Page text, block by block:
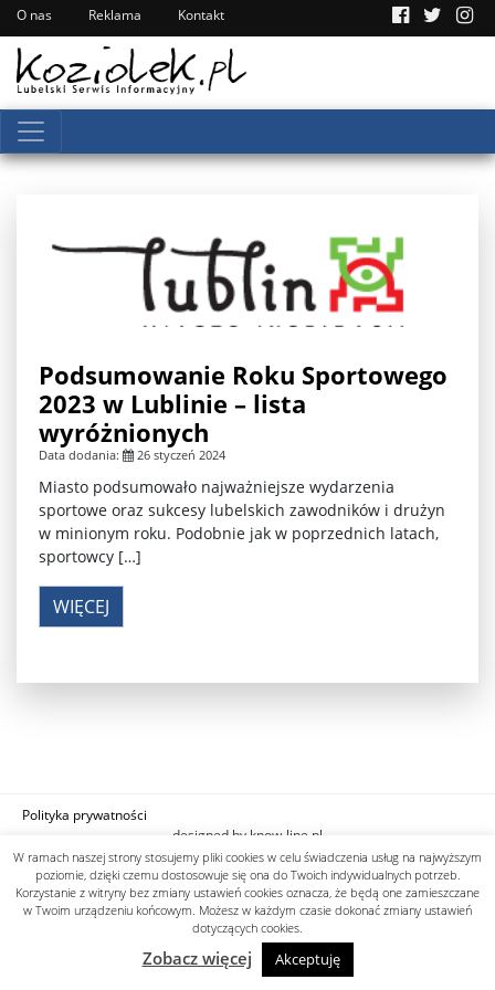
O nas Reklama Kontakt
Podsumowanie Roku Sportowego
2023 w Lublinie – lista
wyróżnionych
Data dodania: 26 styczeń 2024
Miasto podsumowało najważniejsze wydarzenia
sportowe oraz sukcesy lubelskich zawodników i drużyn
w minionym roku. Podobnie jak w poprzednich latach,
sportowcy […]
WIĘCEJ
Polityka prywatności
designed by know-line.pl
W ramach naszej strony stosujemy pliki cookies w celu świadczenia usług na najwyższym
poziomie, dzięki czemu dostosowuje się ona do Twoich indywidualnych potrzeb.
Korzystanie z witryny bez zmiany ustawień cookies oznacza, że będą one zamieszczane
w Twoim urządzeniu końcowym. Możesz w każdym czasie dokonać zmiany ustawień
dotyczących cookies.
Zobacz więcej Akceptuję